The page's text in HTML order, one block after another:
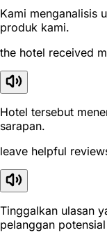
Kami menganalisis
produk kami.
the hotel received
Hotel tersebut
sarapan.
leave helpful
Tinggalkan ulasan
pelanggan